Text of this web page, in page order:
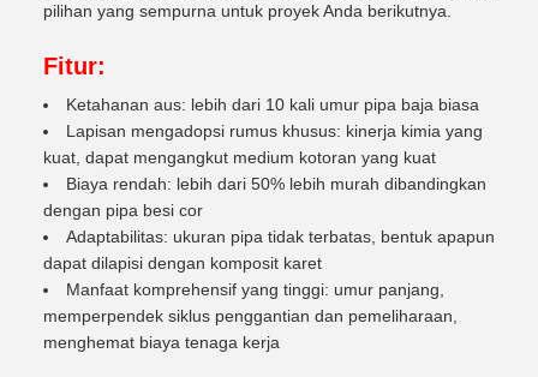
pilihan yang sempurna untuk proyek Anda berikutnya.
Fitur:
Ketahanan aus: lebih dari 10 kali umur pipa baja biasa
Lapisan mengadopsi rumus khusus: kinerja kimia yang
kuat, dapat mengangkut medium kotoran yang kuat
Biaya rendah: lebih dari 50% lebih murah dibandingkan
dengan pipa besi cor
Adaptabilitas: ukuran pipa tidak terbatas, bentuk apapun
dapat dilapisi dengan komposit karet
Manfaat komprehensif yang tinggi: umur panjang,
memperpendek siklus penggantian dan pemeliharaan,
menghemat biaya tenaga kerja